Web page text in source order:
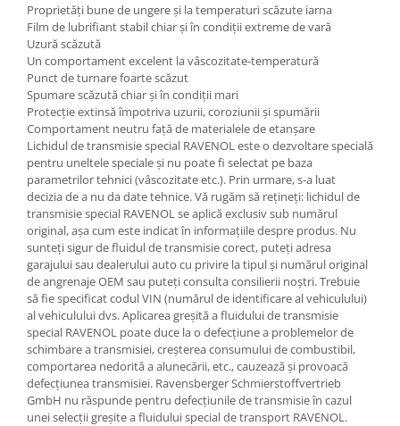
Proprietăți bune de ungere și la temperaturi scăzute iarna
Film de lubrifiant stabil chiar și în condiții extreme de vară
Uzură scăzută
Un comportament excelent la vâscozitate-temperatură
Punct de turnare foarte scăzut
Spumare scăzută chiar și în condiții mari
Protecție extinsă împotriva uzurii, coroziunii și spumării
Comportament neutru față de materialele de etanșare
Lichidul de transmisie special RAVENOL este o dezvoltare specială
pentru uneltele speciale și nu poate fi selectat pe baza
parametrilor tehnici (vâscozitate etc.). Prin urmare, s-a luat
decizia de a nu da date tehnice. Vă rugăm să rețineți: lichidul de
transmisie special RAVENOL se aplică exclusiv sub numărul
original, așa cum este indicat în informațiile despre produs. Nu
sunteți sigur de fluidul de transmisie corect, puteți adresa
garajului sau dealerului auto cu privire la tipul și numărul original
de angrenaje OEM sau puteți consulta consilierii noștri. Trebuie
să fie specificat codul VIN (numărul de identificare al vehiculului)
al vehiculului dvs. Aplicarea greșită a fluidului de transmisie
special RAVENOL poate duce la o defecțiune a problemelor de
schimbare a transmisiei, creșterea consumului de combustibil,
comportarea nedorită a alunecării, etc., cauzează și provoacă
defecțiunea transmisiei. Ravensberger Schmierstoffvertrieb
GmbH nu răspunde pentru defecțiunile de transmisie în cazul
unei selecții greșite a fluidului special de transport RAVENOL.